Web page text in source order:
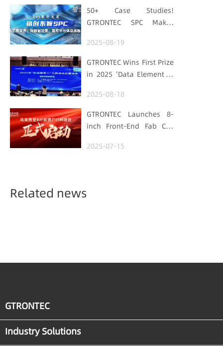
50+ Case Studies!
GTRONTEC SPC Makes
Data for Decisions,
Strengthens
Semiconductor Quality
2025-08-19
GTRONTEC Wins First Prize
in 2025 'Data Element ×'
Manufacturing Track
2025-08-18
GTRONTEC Launches 8-
inch Front-End Fab CIM
Empowering Global
2025-07-15
Related news
GTRONTEC
Industry Solutions